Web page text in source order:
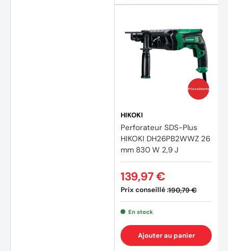
Prix coûtants
HIKOKI
Perforateur SDS-Plus
HIKOKI DH26PB2WWZ 26
mm 830 W 2,9 J
Prix conseillé :190,79 €
139,97 €
En stock
Ajouter au panier